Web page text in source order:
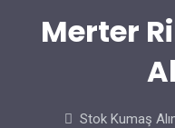
Merter
Stok Kumaş